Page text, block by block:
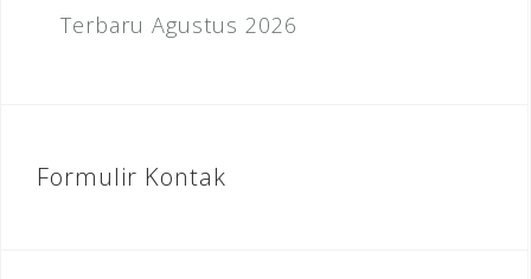
Terbaru Agustus 2026
Formulir Kontak